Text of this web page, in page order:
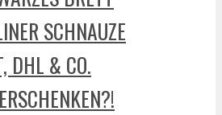
SCHNAUZE
DHL & CO.